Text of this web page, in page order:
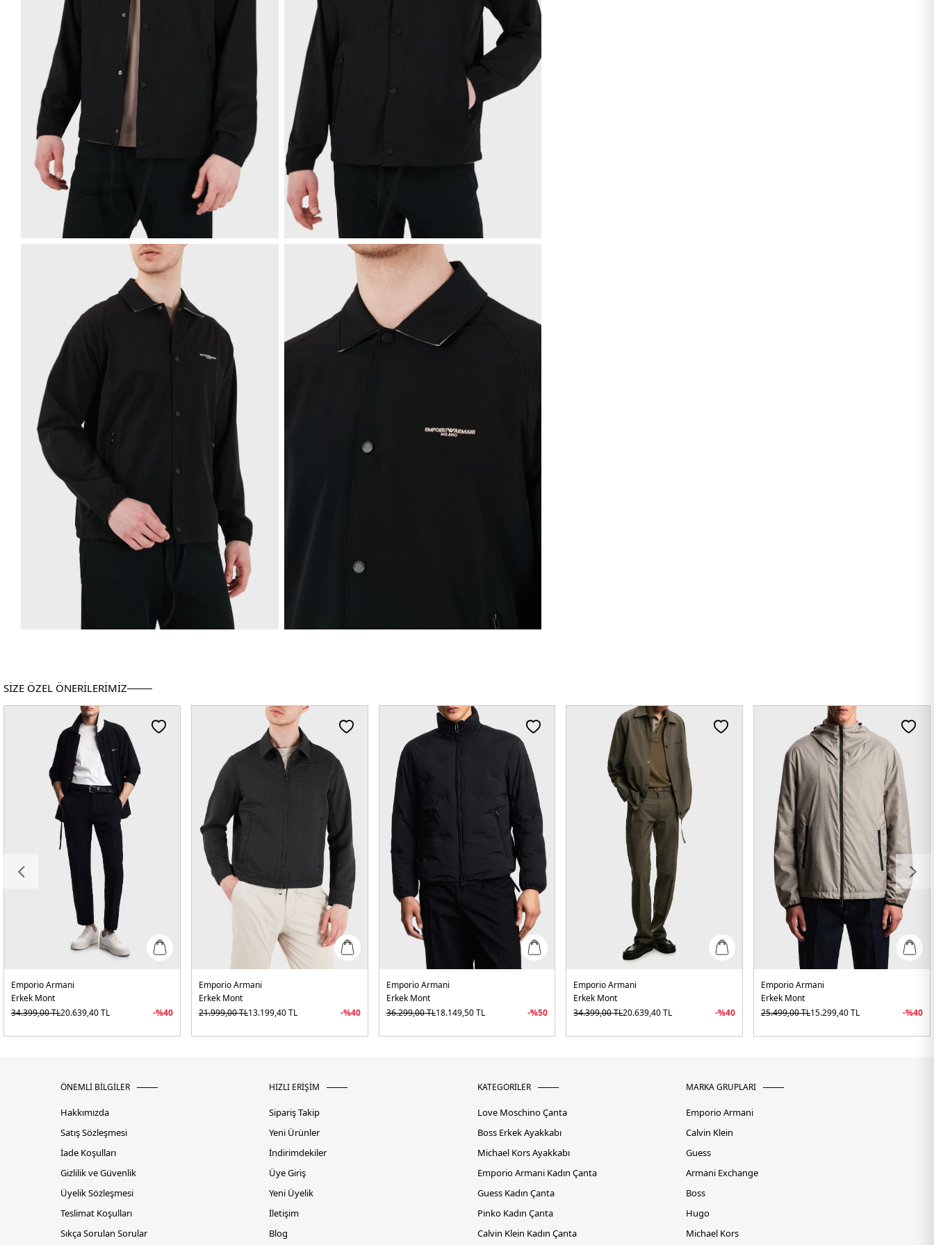
SİZE ÖZEL ÖNERİLERİMİZ
Emporio Armani
Erkek Mont
34.399,00TL20.639,40TL -%40
Emporio Armani
Erkek Mont
21.999,00TL13.199,40TL -%40
Emporio Armani
Erkek Mont
36.299,00TL18.149,50TL -%50
Emporio Armani
Erkek Mont
34.399,00TL20.639,40TL -%40
Emporio Armani
Erkek Mont
25.499,00TL15.299,40TL -%40
ÖNEMLİ BİLGİLER
Hakkımızda
Satış Sözleşmesi
İade Koşulları
Gizlilik ve Güvenlik
Üyelik Sözleşmesi
Teslimat Koşulları
Sıkça Sorulan Sorular
HIZLI ERİŞİM
Sipariş Takip
Yeni Ürünler
İndirimdekiler
Üye Giriş
Yeni Üyelik
İletişim
Blog
KATEGORİLER
Love Moschino Çanta
Boss Erkek Ayakkabı
Michael Kors Ayakkabı
Emporio Armani Kadın Çanta
Guess Kadın Çanta
Pinko Kadın Çanta
Calvin Klein Kadın Çanta
MARKA GRUPLARI
Emporio Armani
Calvin Klein
Guess
Armani Exchange
Boss
Hugo
Michael Kors